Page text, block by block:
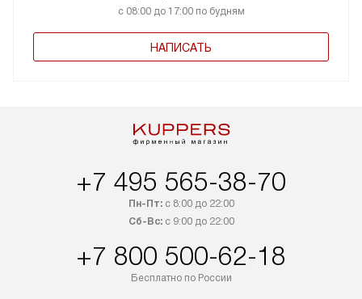
с 08:00 до 17:00 по будням
НАПИСАТЬ
+7 495 565-38-70
Пн-Пт:с 8:00 до 22:00
Сб-Вс:с 9:00 до 22:00
+7 800 500-62-18
Бесплатно по России